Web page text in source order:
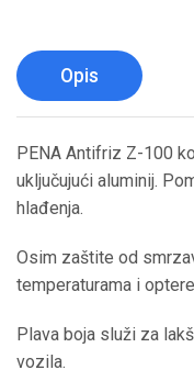
Opis
PENA Antifriz Z-100
uključujući aluminij.
hlađenja.
Osim zaštite od
temperaturama i
Plava boja služi za
vozila.